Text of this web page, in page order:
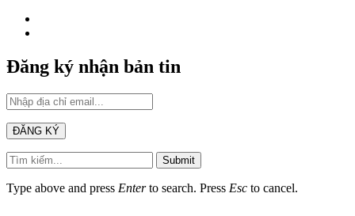
Đăng ký nhận bản tin
Submit
Type above and press Enterto search. Press Esc to cancel.